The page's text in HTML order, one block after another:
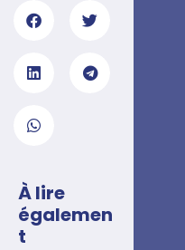
À lire
égalemen
t